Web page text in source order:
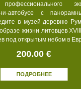
автобусе с
в музей-деревню
жизни литовцев
под открытым небом в
200.00 €
ПОДРОБНЕЕ